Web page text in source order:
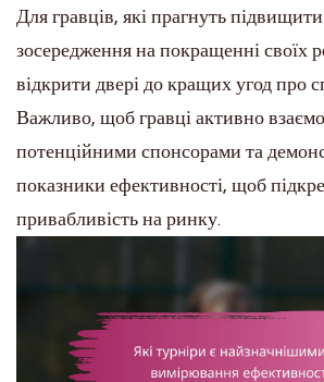
Для гравців, які прагнуть підвищити
зосередження на покращенні своїх
відкрити двері до кращих угод про
Важливо, щоб гравці активно
потенційними спонсорами та
показники ефективності, щоб
привабливість на ринку.